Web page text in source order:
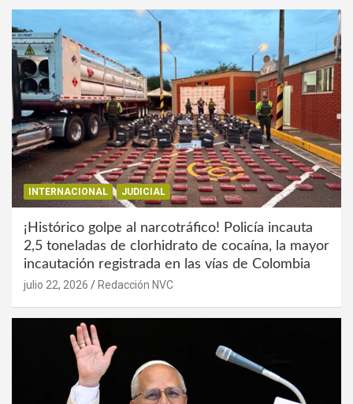
INTERNACIONAL JUDICIAL
¡Histórico golpe al narcotráfico! Policía incauta
2,5 toneladas de clorhidrato de cocaína, la mayor
incautación registrada en las vías de Colombia
julio 22, 2026 Redacción NVC